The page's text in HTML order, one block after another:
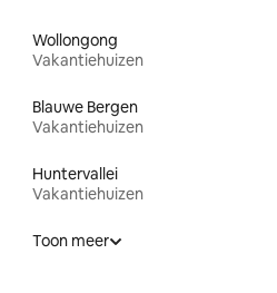
Wollongong
Vakantiehuizen
Blauwe Bergen
Vakantiehuizen
Huntervallei
Vakantiehuizen
Toon meer